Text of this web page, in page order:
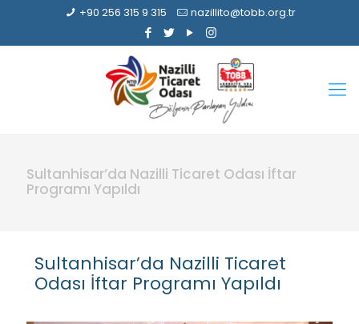
+90 256 315 9 315 nazillito@tobb.org.tr
Sultanhisar’da Nazilli Ticaret Odası İftar
Programı Yapıldı
Sultanhisar’da Nazilli Ticaret
Odası İftar Programı Yapıldı